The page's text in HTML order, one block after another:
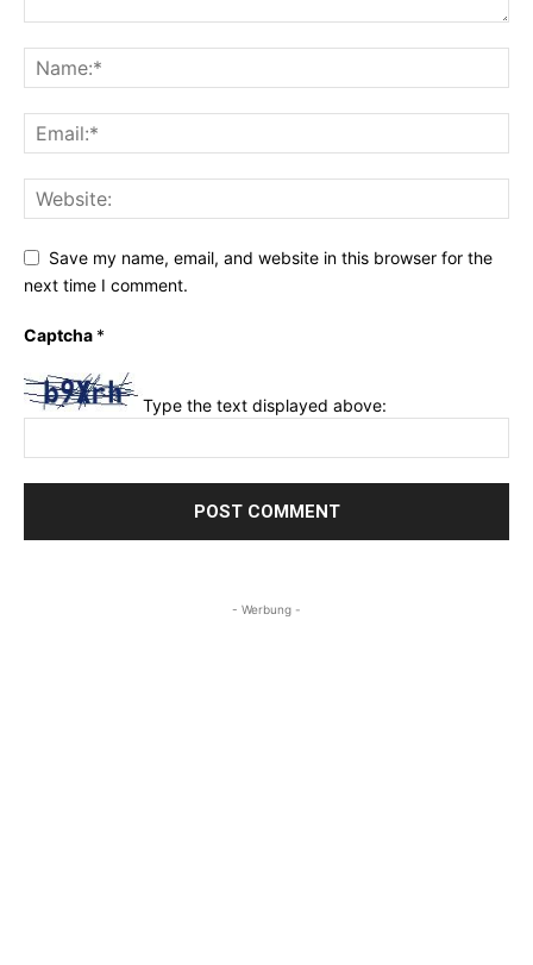
Save my name, email, and website in this browser for the
next time I comment.
Captcha *
Type the text displayed above:
- Werbung -